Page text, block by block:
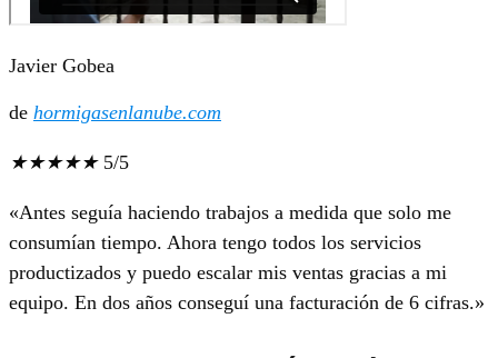
Javier Gobea
de hormigasenlanube.com
★★★★★ 5/5
«Antes seguía haciendo trabajos a medida que solo me
consumían tiempo. Ahora tengo todos los servicios
productizados y puedo escalar mis ventas gracias a mi
equipo. En dos años conseguí una facturación de 6 cifras.»